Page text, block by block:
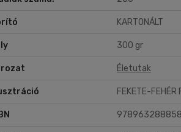
ha tehetik!
a számat, hogy kimond­jam: "ötnek".
egy egészen más szám jött ki rajta:
KARTONÁLT
300 gr
Életutak
FEKETE-FEHÉR